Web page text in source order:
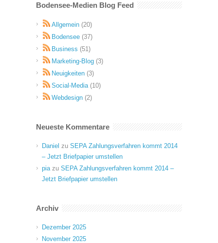
Bodensee-Medien Blog Feed
Allgemein (20)
Bodensee (37)
Business (51)
Marketing-Blog (3)
Neuigkeiten (3)
Social-Media (10)
Webdesign (2)
Neueste Kommentare
Daniel zu SEPA Zahlungsverfahren kommt 2014
– Jetzt Briefpapier umstellen
pia zu SEPA Zahlungsverfahren kommt 2014 –
Jetzt Briefpapier umstellen
Archiv
Dezember 2025
November 2025